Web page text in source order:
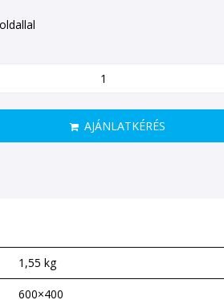
AJÁNLATKÉRÉS
1,55 kg
600×400